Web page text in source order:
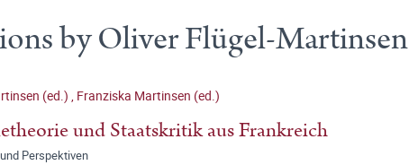
by Oliver Flügel-Martinsen
(ed.) , Franziska Martinsen (ed.)
und Staatskritik aus Frankreich
Perspektiven